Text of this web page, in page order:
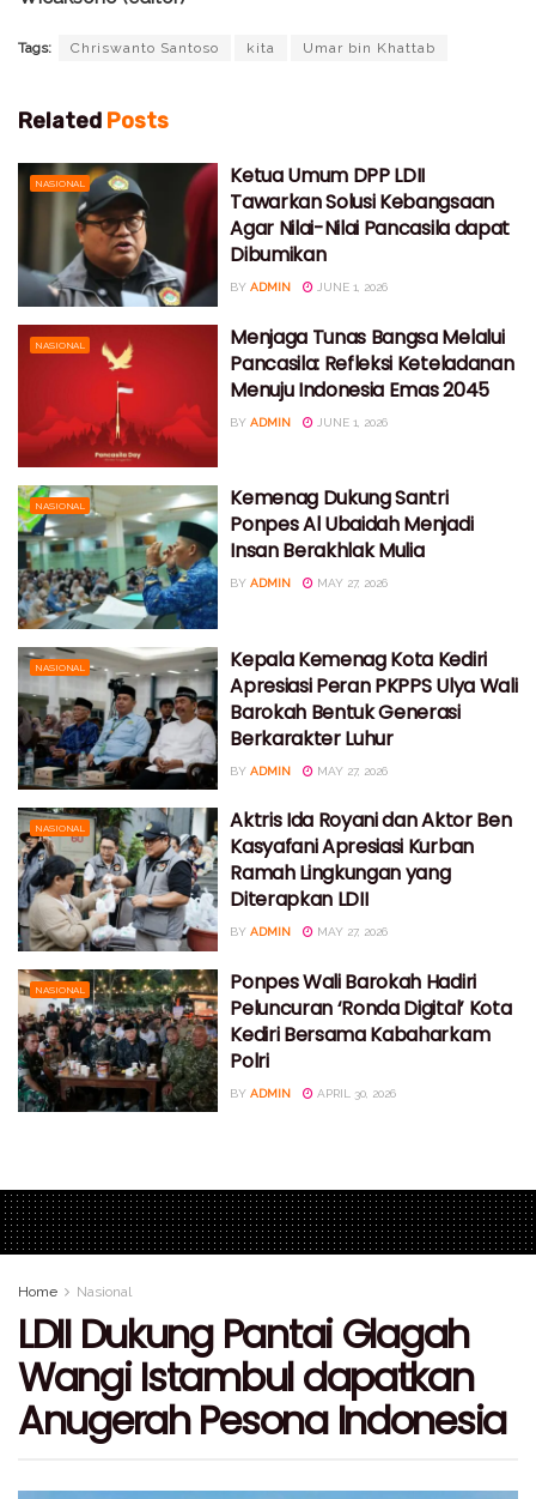
Tags: Chriswanto Santoso kita Umar bin Khattab
Related Posts
NASIONAL
Ketua Umum DPP LDII
Tawarkan Solusi Kebangsaan
Agar Nilai-Nilai Pancasila dapat
Dibumikan
BY ADMIN JUNE 1, 2026
NASIONAL
Menjaga Tunas Bangsa Melalui
Pancasila: Refleksi Keteladanan
Menuju Indonesia Emas 2045
BY ADMIN JUNE 1, 2026
NASIONAL
Kemenag Dukung Santri
Ponpes Al Ubaidah Menjadi
Insan Berakhlak Mulia
BY ADMIN MAY 27, 2026
NASIONAL
Kepala Kemenag Kota Kediri
Apresiasi Peran PKPPS Ulya Wali
Barokah Bentuk Generasi
Berkarakter Luhur
BY ADMIN MAY 27, 2026
NASIONAL
Aktris Ida Royani dan Aktor Ben
Kasyafani Apresiasi Kurban
Ramah Lingkungan yang
Diterapkan LDII
BY ADMIN MAY 27, 2026
NASIONAL
Ponpes Wali Barokah Hadiri
Peluncuran ‘Ronda Digital’ Kota
Kediri Bersama Kabaharkam
Polri
BY ADMIN APRIL 30, 2026
Home Nasional
LDII Dukung Pantai Glagah
Wangi Istambul dapatkan
Anugerah Pesona Indonesia